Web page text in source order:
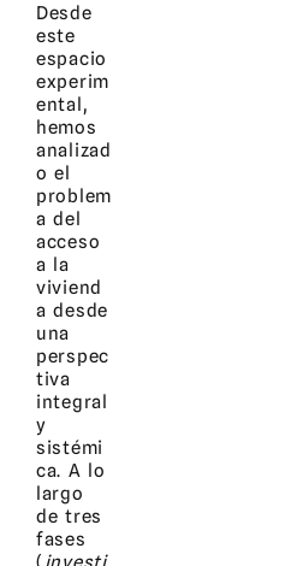
Desde
este
espacio
experim
ental,
hemos
analizad
o el
problem
a del
acceso
a la
viviend
a desde
una
perspec
tiva
integral
y
sistémi
ca. A lo
largo
de tres
fases